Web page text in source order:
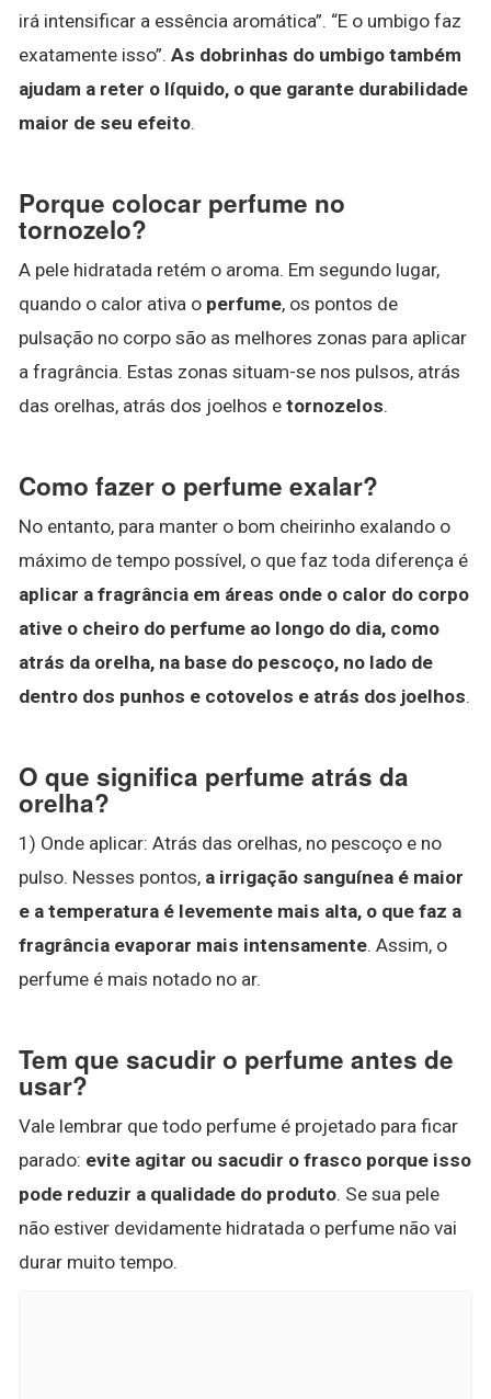
irá intensificar a essência aromática”. “E o umbigo faz
exatamente isso”. As dobrinhas do umbigo também
ajudam a reter o líquido, o que garante durabilidade
maior de seu efeito.
Porque colocar perfume no
tornozelo?
A pele hidratada retém o aroma. Em segundo lugar,
quando o calor ativa o perfume, os pontos de
pulsação no corpo são as melhores zonas para aplicar
a fragrância. Estas zonas situam-se nos pulsos, atrás
das orelhas, atrás dos joelhos e tornozelos.
Como fazer o perfume exalar?
No entanto, para manter o bom cheirinho exalando o
máximo de tempo possível, o que faz toda diferença é
aplicar a fragrância em áreas onde o calor do corpo
ative o cheiro do perfume ao longo do dia, como
atrás da orelha, na base do pescoço, no lado de
dentro dos punhos e cotovelos e atrás dos joelhos.
O que significa perfume atrás da
orelha?
1) Onde aplicar: Atrás das orelhas, no pescoço e no
pulso. Nesses pontos, a irrigação sanguínea é maior
e a temperatura é levemente mais alta, o que faz a
fragrância evaporar mais intensamente. Assim, o
perfume é mais notado no ar.
Tem que sacudir o perfume antes de
usar?
Vale lembrar que todo perfume é projetado para ficar
parado: evite agitar ou sacudir o frasco porque isso
pode reduzir a qualidade do produto. Se sua pele
não estiver devidamente hidratada o perfume não vai
durar muito tempo.